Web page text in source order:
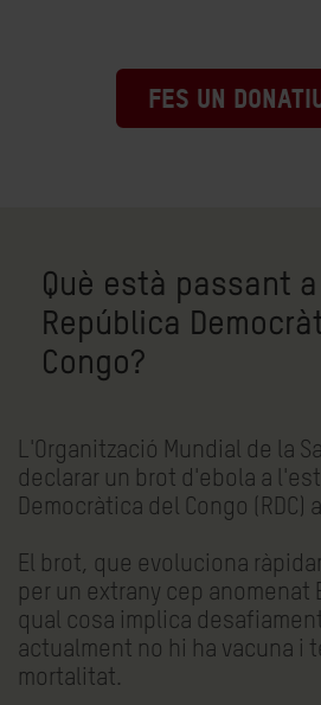
FES UN
Què està passant
República
Congo?
L'Organització Mundial de la
declarar un brot d'ebola a
Democràtica del Congo (RDC)
El brot, que evoluciona
per un extrany cep anomenat
qual cosa implica
actualment no hi ha vacuna i
mortalitat.